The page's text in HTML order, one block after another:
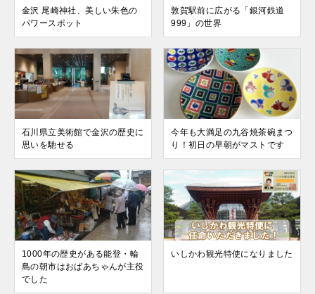
金沢 尾崎神社、美しい朱色の
パワースポット
敦賀駅前に広がる「銀河鉄道
999」の世界
石川県立美術館で金沢の歴史に
思いを馳せる
今年も大満足の九谷焼茶碗まつ
り！初日の早朝がマストです
1000年の歴史がある能登・輪
島の朝市はおばあちゃんが主役
でした
いしかわ観光特使になりました